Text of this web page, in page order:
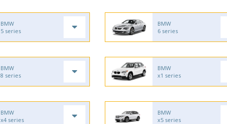
BMW
5 series
BMW
6 series
BMW
8 series
BMW
x1 series
BMW
x4 series
BMW
x5 series